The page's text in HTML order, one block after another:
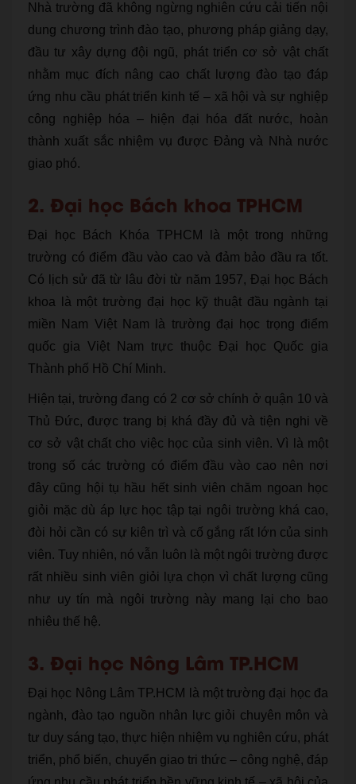
Nhà trường đã không ngừng nghiên cứu cải tiến nội
dung chương trình đào tạo, phương pháp giảng dạy,
đầu tư xây dựng đội ngũ, phát triển cơ sở vật chất
nhằm mục đích nâng cao chất lượng đào tạo đáp
ứng nhu cầu phát triển kinh tế – xã hội và sự nghiệp
công nghiệp hóa – hiện đại hóa đất nước, hoàn
thành xuất sắc nhiệm vụ được Đảng và Nhà nước
giao phó.
2. Đại học Bách khoa TPHCM
Đại học Bách Khóa TPHCM là một trong những
trường có điểm đầu vào cao và đảm bảo đầu ra tốt.
Có lịch sử đã từ lâu đời từ năm 1957, Đại học Bách
khoa là một trường đại học kỹ thuật đầu ngành tại
miền Nam Việt Nam là trường đại học trọng điểm
quốc gia Việt Nam trực thuộc Đại học Quốc gia
Thành phố Hồ Chí Minh.
Hiện tại, trường đang có 2 cơ sở chính ở quận 10 và
Thủ Đức, được trang bị khá đầy đủ và tiện nghi về
cơ sở vật chất cho việc học của sinh viên. Vì là một
trong số các trường có điểm đầu vào cao nên nơi
đây cũng hội tụ hầu hết sinh viên chăm ngoan học
giỏi mặc dù áp lực học tập tại ngôi trường khá cao,
đòi hỏi cần có sự kiên trì và cố gắng rất lớn của sinh
viên. Tuy nhiên, nó vẫn luôn là một ngôi trường được
rất nhiều sinh viên giỏi lựa chọn vì chất lượng cũng
như uy tín mà ngôi trường này mang lại cho bao
nhiêu thế hệ.
3. Đại học Nông Lâm TP.HCM
Đại học Nông Lâm TP.HCM là một trường đại học đa
ngành, đào tạo nguồn nhân lực giỏi chuyên môn và
tư duy sáng tạo, thực hiện nhiệm vụ nghiên cứu, phát
triển, phổ biến, chuyển giao tri thức – công nghệ, đáp